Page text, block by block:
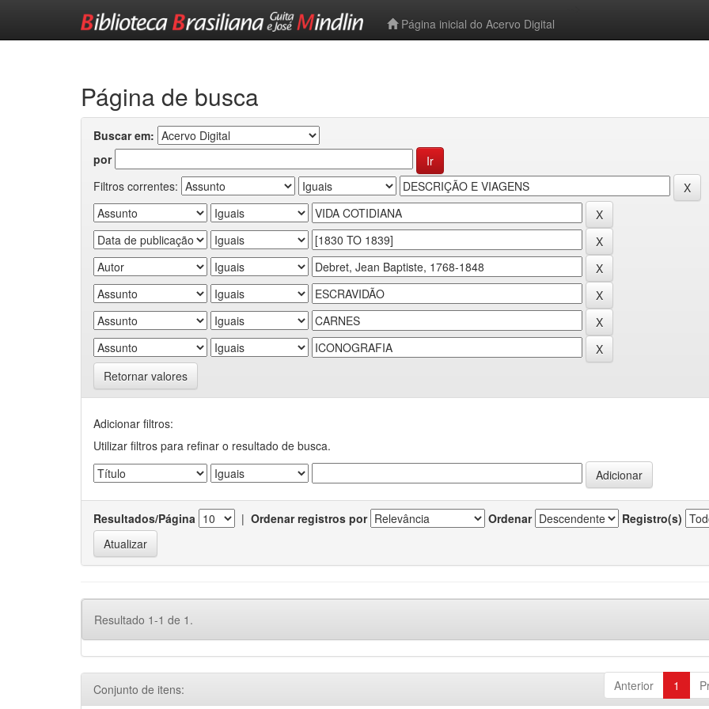
Página inicial do Acervo Digital
Página de busca
Buscar em:
por
Filtros correntes:
Retornar valores
Adicionar filtros:
Utilizar filtros para refinar o resultado de busca.
Resultados/Página | Ordenar registros por Ordenar Registro(s)
Resultado 1-1 de 1.
Anterior 1
Conjunto de itens: